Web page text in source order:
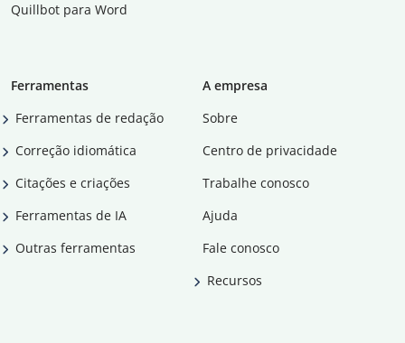
Quillbot para Word
Ferramentas
Ferramentas de redação
Correção idiomática
Citações e criações
Ferramentas de IA
Outras ferramentas
A empresa
Sobre
Centro de privacidade
Trabalhe conosco
Ajuda
Fale conosco
Recursos